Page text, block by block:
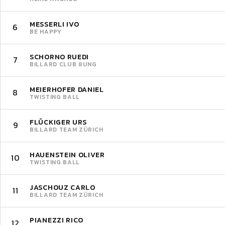
6 MESSERLI IVO
BE HAPPY
7 SCHORNO RUEDI
BILLARD CLUB 8UNG
8 MEIERHOFER DANIEL
TWISTING BALL
9 FLÜCKIGER URS
BILLARD TEAM ZÜRICH
10 HAUENSTEIN OLIVER
TWISTING BALL
11 JASCHOUZ CARLO
BILLARD TEAM ZÜRICH
PIANEZZI RICO